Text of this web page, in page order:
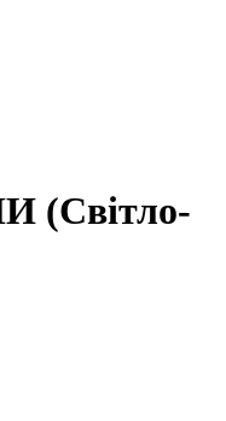
(Світло-